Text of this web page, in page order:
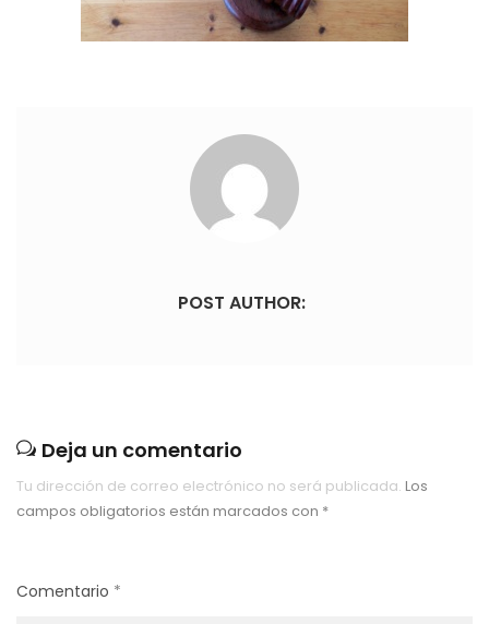
POST AUTHOR:
Deja un comentario
Tu dirección de correo electrónico no será publicada. Los
campos obligatorios están marcados con *
Comentario *